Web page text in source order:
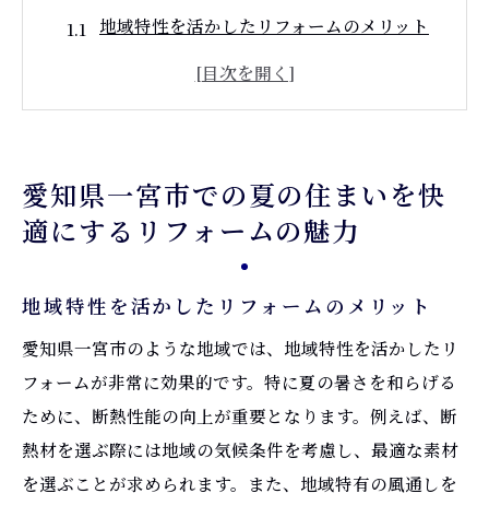
地域特性を活かしたリフォームのメリット
夏の暑さ対策に最適なリフォーム方法
家族全員が安心して過ごせる住まいとは
愛知県一宮市ならではのリフォームのポイ
リフォームで実現する省エネで快適な夏を過ご
す住環境
省エネ性能を高めるリフォームの技術
夏のエアコン使用量を減らすための工夫
自然通風を活用するリフォームの提案
愛知県一宮市での夏の住まいを快
適にするリフォームの魅力
地域特性を活かしたリフォームのメリット
愛知県一宮市のような地域では、地域特性を活かしたリ
フォームが非常に効果的です。特に夏の暑さを和らげる
ために、断熱性能の向上が重要となります。例えば、断
熱材を選ぶ際には地域の気候条件を考慮し、最適な素材
を選ぶことが求められます。また、地域特有の風通しを